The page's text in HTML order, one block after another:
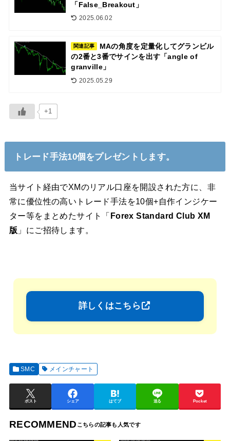
「False_Breakout」
2025.06.02
関連記事
MAの角度を定量化してグランビル
の2番と3番でサインを出す「angle of
granville」
2025.05.29
+1
トレード手法10個をプレゼントします。
当サイト経由でXMのリアル口座を開設された方に、非
常に優位性の高いトレード手法を10個+自作インジケー
ター等をまとめたサイト「 Forex Standard Club XM
版 」にご招待します。
詳しくはこちら
SMC メインチャート
ポスト シェア はてブ 送る Pocket
RECOMMEND